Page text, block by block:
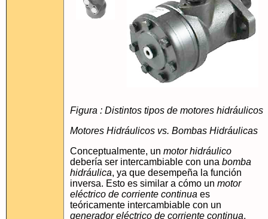
Figura : Distintos tipos de motores hidráulicos
Motores Hidráulicos vs. Bombas Hidráulicas
Conceptualmente, un motor hidráulico
debería ser intercambiable con una bomba
hidráulica, ya que desempeña la función
inversa. Esto es similar a cómo un motor
eléctrico de corriente continua es
teóricamente intercambiable con un
generador eléctrico de corriente continua.